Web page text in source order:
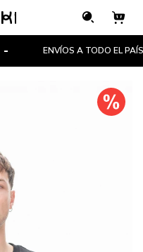
ENVÍOS A TODO EL PAÍS